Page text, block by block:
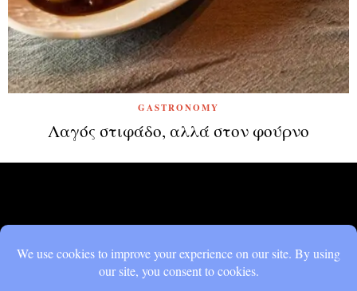
GASTRONOMY
Λαγός στιφάδο, αλλά στον φούρνο